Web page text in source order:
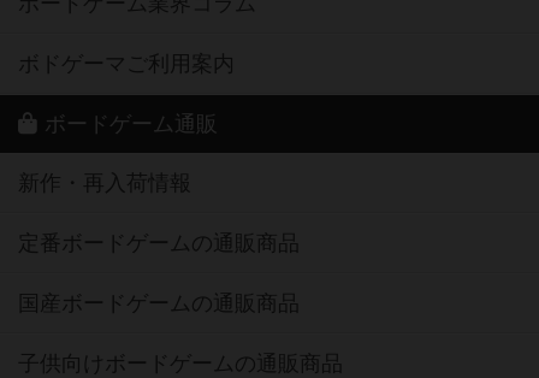
ボドゲーマご利用案内
ボードゲーム通販
新作・再入荷情報
定番ボードゲームの通販商品
国産ボードゲームの通販商品
子供向けボードゲームの通販商品